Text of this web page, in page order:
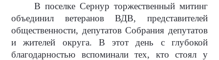
В поселке Сернур торжественный митинг
объединил ветеранов ВДВ, представителей
общественности, депутатов Собрания депутатов
и жителей округа. В этот день с глубокой
благодарностью вспоминали тех, кто стоял у